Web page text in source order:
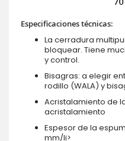
Especificaciones técnicas:
La cerradura
bloquear. Tiene
y control.
Bisagras: a elegir
rodillo (WALA) y
Acristalamiento de
acristalamiento
Espesor de la
mm/li>